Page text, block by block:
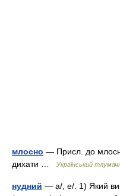
млосно — Присл. до
дихати …
Український
нудний — а/, е/. 1) Який